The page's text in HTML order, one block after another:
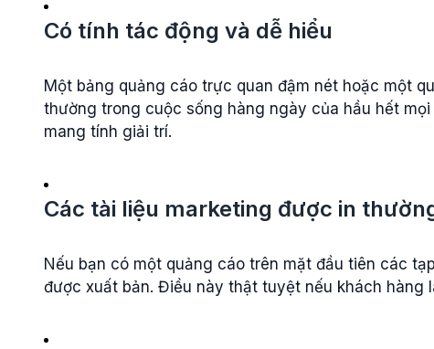
Có tính tác động và dễ hiểu
Một bảng quảng cáo trực quan đậm nét hoặc một
thường trong cuộc sống hàng ngày của hầu hết
mang tính giải trí.
Các tài liệu marketing được in
Nếu bạn có một quảng cáo trên mặt đầu tiên các
được xuất bản. Điều này thật tuyệt nếu khách hàng